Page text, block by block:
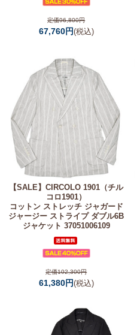
定価96,800円
67,760円(税込)
【SALE】CIRCOLO 1901（チル
コロ1901）
コットン ストレッチ ジャガード
ジャージー ストライプ ダブル6B
ジャケット 37051006109
定価102,300円
61,380円(税込)